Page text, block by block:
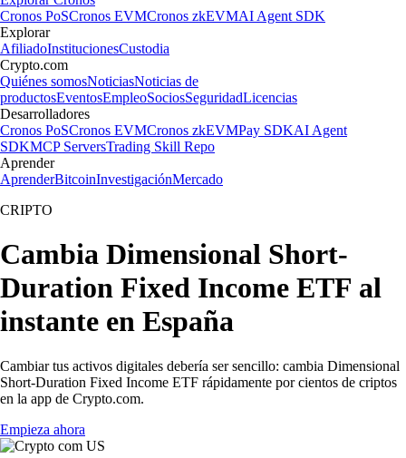
Cronos PoSCronos EVMCronos zkEVMAI Agent SDK
Explorar
AfiliadoInstitucionesCustodia
Crypto.com
Quiénes somosNoticiasNoticias de
productosEventosEmpleoSociosSeguridadLicencias
Desarrolladores
Cronos PoSCronos EVMCronos zkEVMPay SDKAI Agent
SDKMCP ServersTrading Skill Repo
Aprender
AprenderBitcoinInvestigaciónMercado
CRIPTO
Cambia Dimensional Short-
Duration Fixed Income ETF al
instante en España
Cambiar tus activos digitales debería ser sencillo: cambia Dimensional
Short-Duration Fixed Income ETF rápidamente por cientos de criptos
en la app de Crypto.com.
Empieza ahora